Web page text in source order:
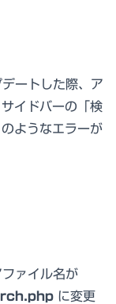
ートした際、ア
イドバーの「検
ようなエラーが
ァイル名が
に変更